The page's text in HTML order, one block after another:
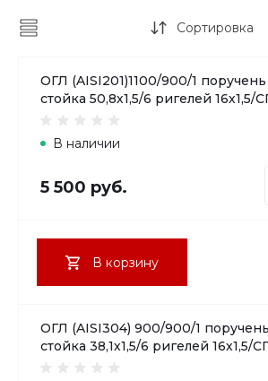
Сортировка
ОГЛ (AISI201)1100/900/1 поручень
стойка 50,8х1,5/6 ригелей 16х1,5/
В наличии
5 500 руб.
В корзину
ОГЛ (AISI304) 900/900/1 поручень
стойка 38,1х1,5/6 ригелей 16х1,5/